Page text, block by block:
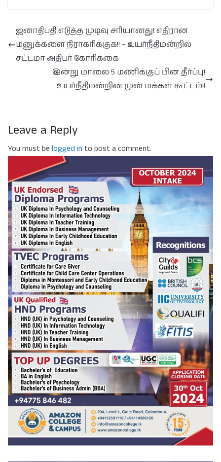
ஜனாதிபதி எடுத்த முடிவு சரியானது! எதிரான
மனுக்களை நிராகரிக்குக!! – உயர்நீதிமன்றில்
சட்டமா அதிபர் கோரிக்கை
இன்று மாலை 5 மணிக்குப் பின் தீர்ப்பு!
உயர்நீதிமன்றின் முன் மக்கள் கூட்டம்!!
Leave a Reply
You must be logged in to post a comment.